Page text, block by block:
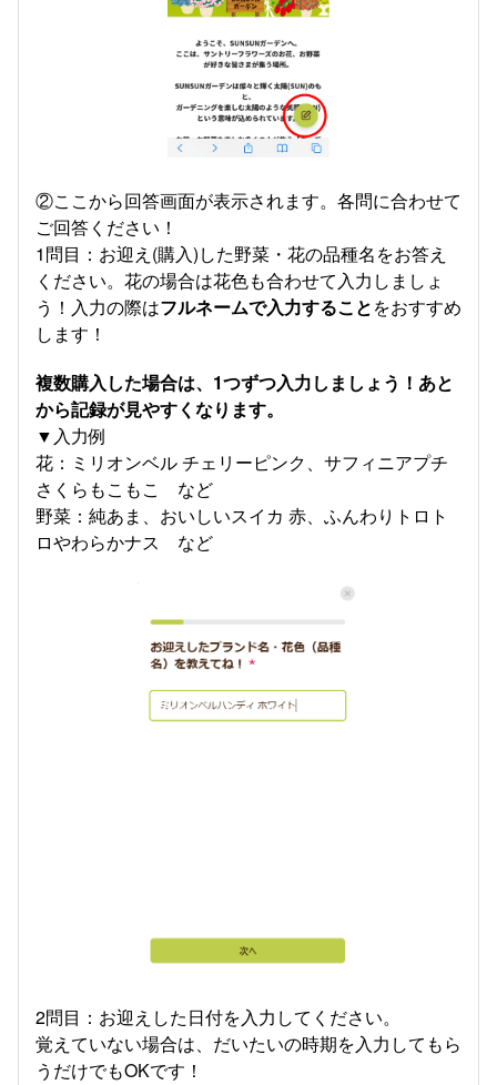
②ここから回答画面が表示されます。各問に合わせて
ご回答ください！
1問目：お迎え(購入)した野菜・花の品種名をお答え
ください。花の場合は花色も合わせて入力しましょ
う！入力の際はフルネームで入力することをおすすめ
します！
複数購入した場合は、1つずつ入力しましょう！あと
から記録が見やすくなります。
▼入力例
花：ミリオンベル チェリーピンク、サフィニアプチ
さくらもこもこ など
野菜：純あま、おいしいスイカ 赤、ふんわりトロト
ロやわらかナス など
2問目：お迎えした日付を入力してください。
覚えていない場合は、だいたいの時期を入力してもら
うだけでもOKです！